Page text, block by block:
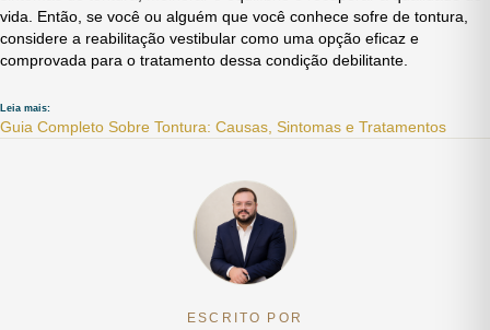
vida. Então, se você ou alguém que você conhece sofre de tontura,
considere a reabilitação vestibular como uma opção eficaz e
comprovada para o tratamento dessa condição debilitante.
Leia mais:
Guia Completo Sobre Tontura: Causas, Sintomas e Tratamentos
ESCRITO POR